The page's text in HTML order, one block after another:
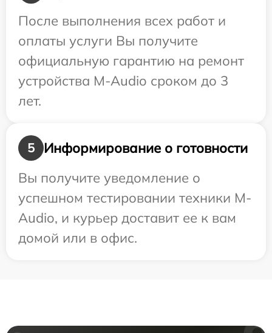
После выполнения всех работ и
оплаты услуги Вы получите
официальную гарантию на ремонт
устройства M-Audio сроком до 3
лет.
5
Информирование о готовности
Вы получите уведомление о
успешном тестировании техники M-
Audio, и курьер доставит ее к вам
домой или в офис.